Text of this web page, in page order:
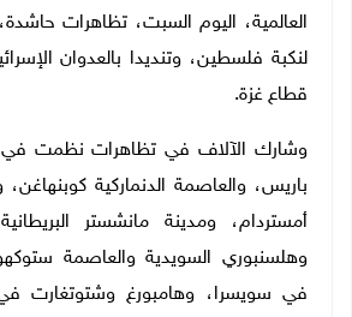
لنكبة فلسطين، وتنديدا بالعدوان
قطاع غزة.
وشارك الآلاف في تظاهرات نظمت في
باريس، والعاصمة الدنماركية كوبنهاغن،
أمستردام، ومدينة مانشستر
وهلسنبوري السويدية والعاصمة
في سويسرا، وهامبورغ وشتوتغارت في